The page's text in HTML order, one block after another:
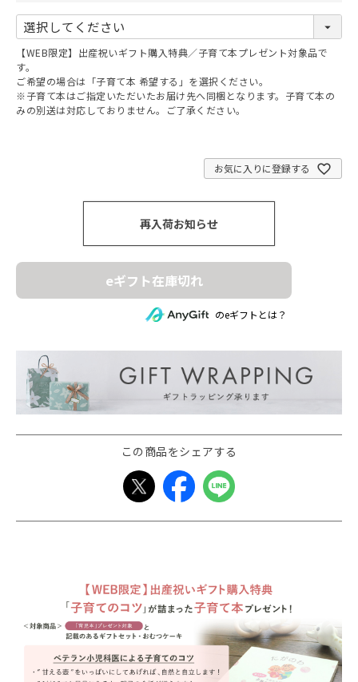
(
必
須
【WEB限定】出産祝いギフト購入特典／子育て本プレゼント対象品で
す。
ご希望の場合は「子育て本 希望する」を選択ください。
※子育て本はご指定いただいたお届け先へ同梱となります。子育て本の
みの別送は対応しておりません。ご了承ください。
お気に入りに登録する
再入荷お知らせ
eギフト在庫切れ
のeギフトとは？
この商品をシェアする